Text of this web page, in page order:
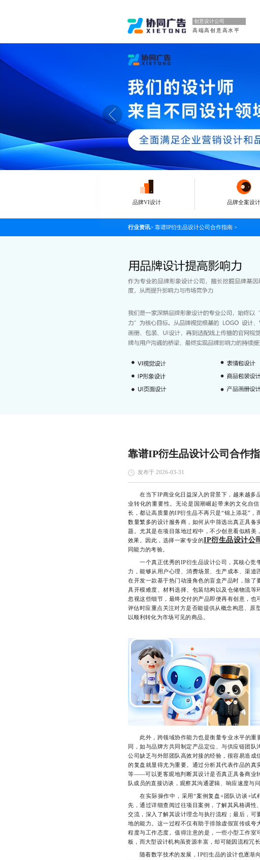
创意设计公司
高端高创意高水平
品牌VI设计 品牌全案设计
行业资讯> 靠谱IP衍生品设计公司合作指南 >
靠谱IP衍生品设计公司合作
发布于 2026-03-31
在当下IP商业化日益深入的背景下，越来越多
业转化的重要性。无论是国潮崛起带来的文化自
长，都让高质量的IP衍生品不再只是“锦上添花”
数量繁多的设计服务商，如何从中筛选出真正具
题。尤其是在项目落地过程中，不少创意看似精
效果。因此，选择一家专业的IP衍生品设计公
同能力的考验。
一个真正优秀的IP衍生品设计公司，其核心竞
力，能够从用户心理、消费场景、生产成本、渠道
在开发一款基于热门动漫角色的盲盒产品时，除
具开模难度、材料选择、包装结构以及仓储物流等
忽视这些细节，最终交付的产品即便再有创意，
评估时应重点关注对方是否能提供从概念构思、原
以顺利转化为市场可见的商品。
此外，跨领域协作能力也是衡量专业水平的重
同，如与品牌方共同制定产品定位、与供应链团
公司缺乏与外部团队高效对接的经验，很容易造成
的复盘就显得尤为重要。通过分析其代表作品的
等——可以更客观地判断其设计是否真正具备商业
队成员的直接访谈，观察其沟通逻辑、响应速度与
在实际操作中，采用“案例复盘+团队访谈+试
先，通过详细查阅过往项目案例，了解其风格调
交流，深入了解其设计理念与执行流程；最后，
地的能力。这一过程不仅有助于排除虚假宣传或
程度与工作态度。值得注意的是，一些小型工作
板，而大型设计机构虽资源丰富，却可能因流程冗
随着数字技术的发展，IP衍生品的设计也逐渐